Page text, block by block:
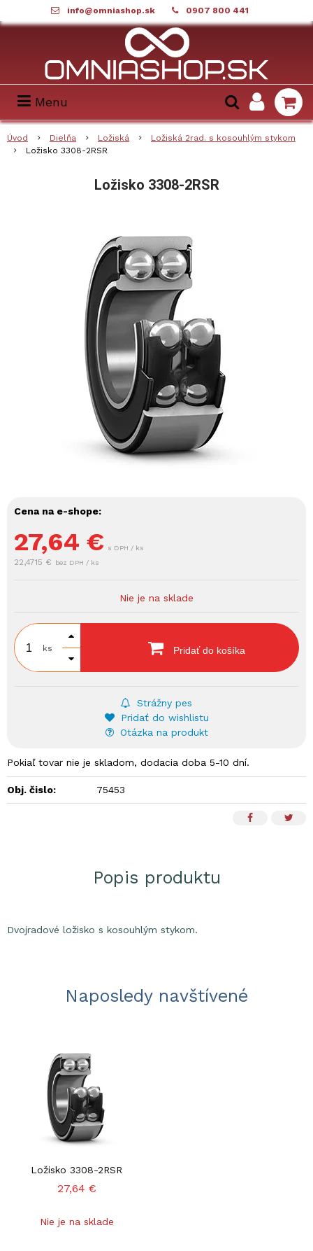
info@omniashop.sk 0907 800 441
Menu
Úvod Dielňa Ložiská
Ložiská 2rad. s kosouhlým stykom
Ložisko 3308-2RSR
Ložisko 3308-2RSR
Cena na e-shope:
27,64 € s DPH / ks
22,4715 € bez DPH / ks
Nie je na sklade
ks Pridať do košíka
Strážny pes
Pridať do wishlistu
Otázka na produkt
Pokiaľ tovar nie je skladom, dodacia doba 5-10 dní.
Obj. čislo: 75453
Popis produktu
Dvojradové ložisko s kosouhlým stykom.
Naposledy navštívené
Ložisko 3308-2RSR
27,64 €
Nie je na sklade